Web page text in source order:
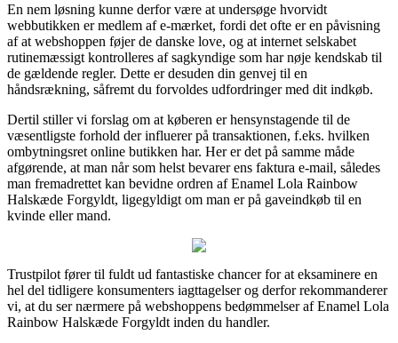
En nem løsning kunne derfor være at undersøge hvorvidt
webbutikken er medlem af e-mærket, fordi det ofte er en påvisning
af at webshoppen føjer de danske love, og at internet selskabet
rutinemæssigt kontrolleres af sagkyndige som har nøje kendskab til
de gældende regler. Dette er desuden din genvej til en
håndsrækning, såfremt du forvoldes udfordringer med dit indkøb.
Dertil stiller vi forslag om at køberen er hensynstagende til de
væsentligste forhold der influerer på transaktionen, f.eks. hvilken
ombytningsret online butikken har. Her er det på samme måde
afgørende, at man når som helst bevarer ens faktura e-mail, således
man fremadrettet kan bevidne ordren af Enamel Lola Rainbow
Halskæde Forgyldt, ligegyldigt om man er på gaveindkøb til en
kvinde eller mand.
Trustpilot fører til fuldt ud fantastiske chancer for at eksaminere en
hel del tidligere konsumenters iagttagelser og derfor rekommanderer
vi, at du ser nærmere på webshoppens bedømmelser af Enamel Lola
Rainbow Halskæde Forgyldt inden du handler.